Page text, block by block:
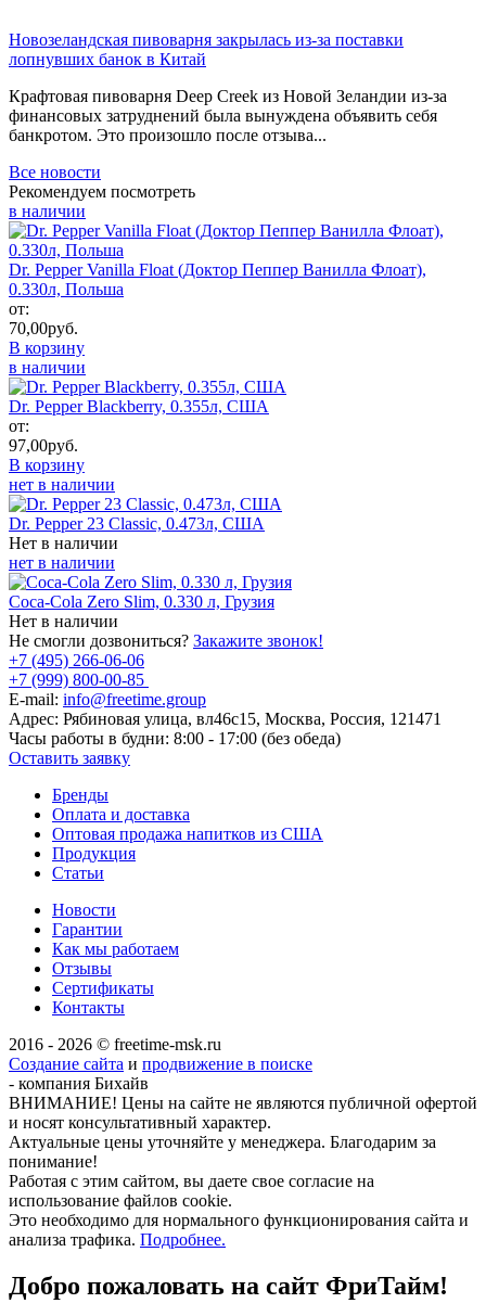
Новозеландская пивоварня закрылась из-за поставки
лопнувших банок в Китай
Крафтовая пивоварня Deep Creek из Новой Зеландии из-за
финансовых затруднений была вынуждена объявить себя
банкротом. Это произошло после отзыва...
Все новости
Рекомендуем посмотреть
в наличии
Dr. Pepper Vanilla Float (Доктор Пеппер Ванилла Флоат),
0.330л, Польша
от:
70,00руб.
В корзину
в наличии
Dr. Pepper Blackberry, 0.355л, США
от:
97,00руб.
В корзину
нет в наличии
Dr. Pepper 23 Classic, 0.473л, США
Нет в наличии
нет в наличии
Coca-Cola Zero Slim, 0.330 л, Грузия
Нет в наличии
Не смогли дозвониться? Закажите звонок!
+7 (495) 266-06-06
+7 (999) 800-00-85
E-mail: info@freetime.group
Адрес: Рябиновая улица, вл46с15, Москва, Россия, 121471
Часы работы в будни: 8:00 - 17:00 (без обеда)
Оставить заявку
Бренды
Оплата и доставка
Оптовая продажа напитков из США
Продукция
Статьи
Новости
Гарантии
Как мы работаем
Отзывы
Сертификаты
Контакты
2016 - 2026 © freetime-msk.ru
Создание сайта и продвижение в поиске
- компания Бихайв
ВНИМАНИЕ! Цены на сайте не являются публичной офертой
и носят консультативный характер.
Актуальные цены уточняйте у менеджера. Благодарим за
понимание!
Работая с этим сайтом, вы даете свое согласие на
использование файлов cookie.
Это необходимо для нормального функционирования сайта и
анализа трафика. Подробнее.
Добро пожаловать на сайт ФриТайм!